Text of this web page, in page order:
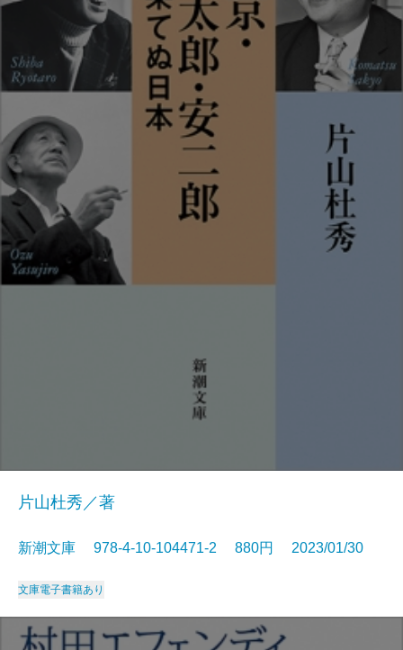
片山杜秀／著
新潮文庫 978-4-10-104471-2 880円 2023/01/30
文庫電子書籍あり